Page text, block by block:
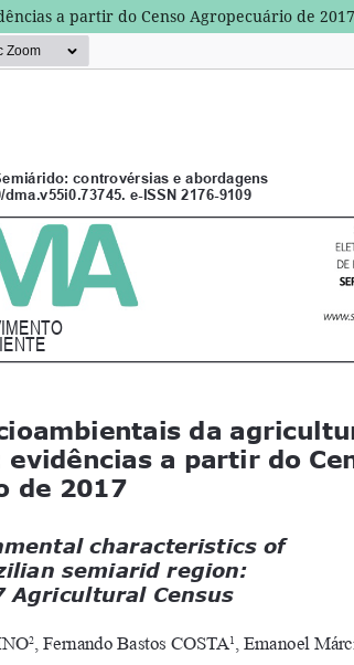
a partir do Censo Agropecuário de 2017